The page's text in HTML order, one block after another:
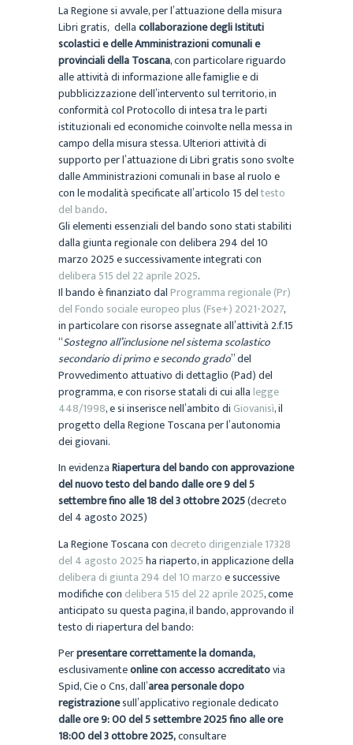
La Regione si avvale, per l’attuazione della misura
Libri gratis, dellacollaborazione degli Istituti
scolastici e delle Amministrazioni comunali e
provinciali della Toscana, con particolare riguardo
alle attività di informazione alle famiglie e di
pubblicizzazione dell’intervento sul territorio, in
conformità col Protocollo di intesa tra le parti
istituzionali ed economiche coinvolte nella messa in
campo della misura stessa. Ulteriori attività di
supporto per l’attuazione di Libri gratis sono svolte
dalle Amministrazioni comunali in base al ruolo e
con le modalità specificate all’articolo 15 deltesto
del bando.
Gli elementi essenziali del bando sono stati stabiliti
dalla giunta regionale con delibera 294 del 10
marzo 2025 e successivamente integrati con
delibera 515 del 22 aprile 2025.
Il bando è finanziato dalProgramma regionale (Pr)
del Fondo sociale europeo plus (Fse+) 2021-2027,
in particolare con risorse assegnate all’attività 2.f.15
“Sostegno all’inclusione nel sistema scolastico
secondario di primo e secondo grado” del
Provvedimento attuativo di dettaglio (Pad) del
programma, e con risorse statali di cui allalegge
448/1998, e si inserisce nell’ambito di Giovanisì, il
progetto della Regione Toscana per l’autonomia
dei giovani.
In evidenzaRiapertura del bando con approvazione
del nuovo testo del bando dalle ore 9 del 5
settembre fino alle 18 del 3 ottobre 2025(decreto
del 4 agosto 2025)
La Regione Toscana con decreto dirigenziale 17328
del 4 agosto 2025ha riaperto, in applicazione della
delibera di giunta 294 del 10 marzoe successive
modifiche con delibera 515 del 22 aprile 2025, come
anticipato su questa pagina, il bando, approvando il
testo di riapertura del bando:
Perpresentare correttamente la domanda,
esclusivamenteonline con accesso accreditatovia
Spid, Cie o Cns, dall’area personale dopo
registrazionesull’applicativo regionale dedicato
dalle ore 9: 00 del 5 settembre 2025 fino alle ore
18:00 del 3 ottobre 2025,consultare